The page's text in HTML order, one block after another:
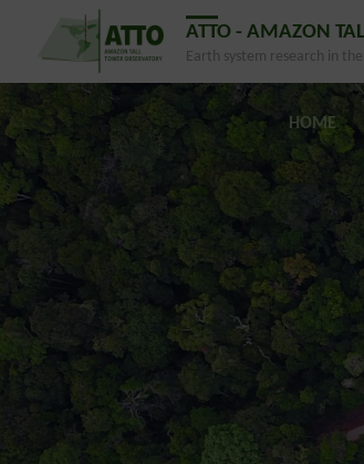
ATTO - AMAZON
Earth system research in
HOME